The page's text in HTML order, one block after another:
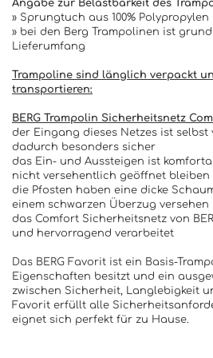
Angabe zur Belastbarkeit des
» Sprungtuch aus 100% Polypropylen
» bei den Berg Trampolinen ist
Lieferumfang
Trampoline sind länglich verpackt
transportieren:
BERG Trampolin Sicherheitsnetz
der Eingang dieses Netzes ist selbst
dadurch besonders sicher
das Ein- und Aussteigen ist
nicht versehentlich geöffnet bleiben
die Pfosten haben eine dicke
einem schwarzen Überzug versehen
das Comfort Sicherheitsnetz von
und hervorragend verarbeitet
Das BERG Favorit ist ein Basis-
Eigenschaften besitzt und ein
zwischen Sicherheit, Langlebigkeit
Favorit erfüllt alle
eignet sich perfekt für zu Hause.